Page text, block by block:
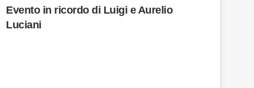
Evento in ricordo di Luigi e Aurelio
Luciani